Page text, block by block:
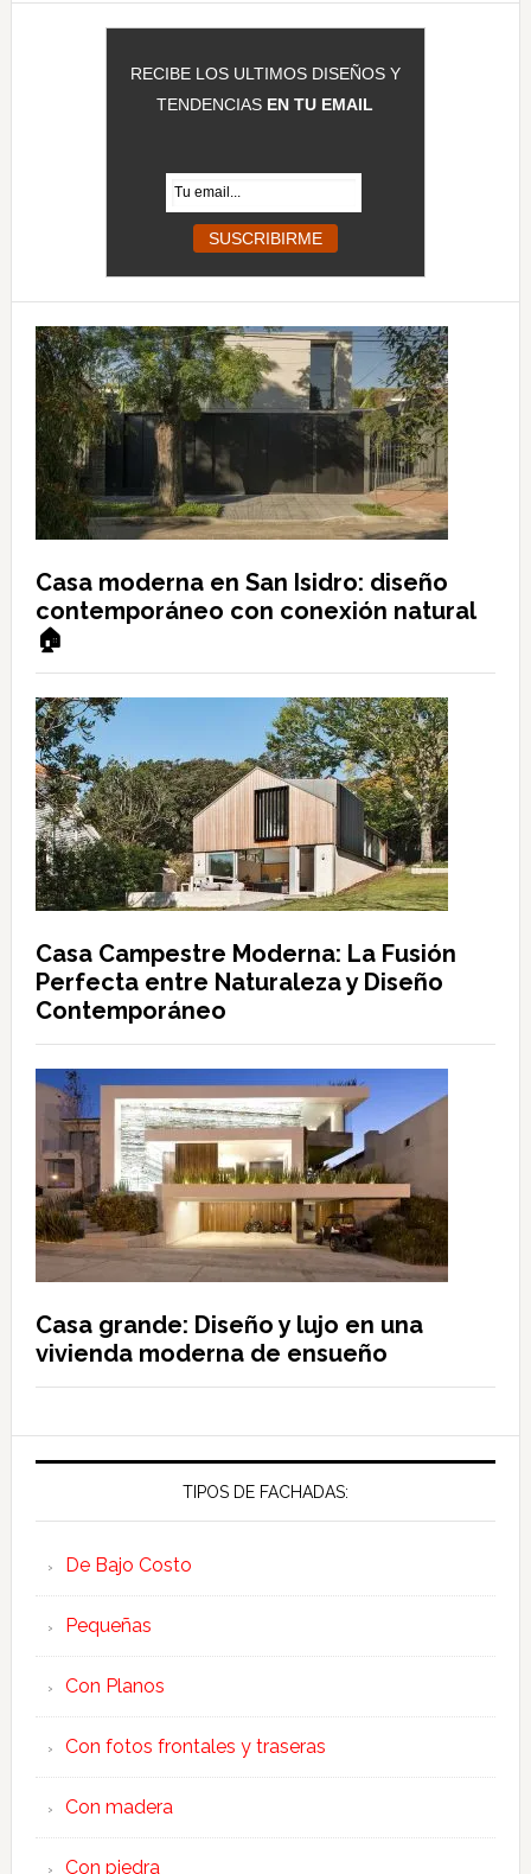
RECIBE LOS ULTIMOS DISEÑOS Y
TENDENCIAS EN TU EMAIL
Casa moderna en San Isidro: diseño
contemporáneo con conexión natural
🏠
Casa Campestre Moderna: La Fusión
Perfecta entre Naturaleza y Diseño
Contemporáneo
Casa grande: Diseño y lujo en una
vivienda moderna de ensueño
TIPOS DE FACHADAS:
De Bajo Costo
Pequeñas
Con Planos
Con fotos frontales y traseras
Con madera
Con piedra